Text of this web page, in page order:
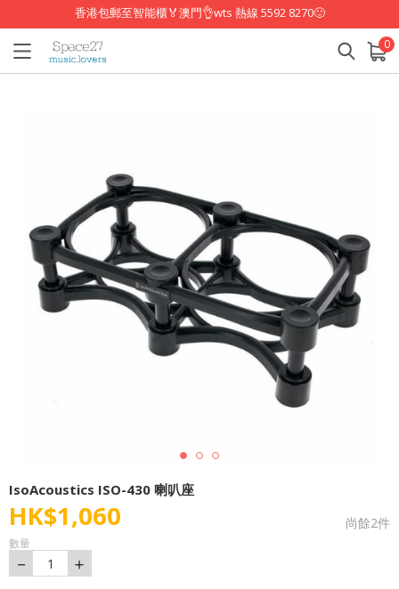
香港包郵至智能櫃🏅澳門👌wts 熱線 5592 8270🙂
0
已加入購物車 查看
IsoAcoustics ISO-430 喇叭座
HK$1,060 尚餘2件
數量
－ 1 ＋